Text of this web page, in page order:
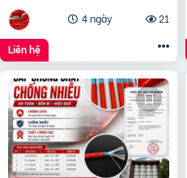
4 ngày
21
Liên hệ